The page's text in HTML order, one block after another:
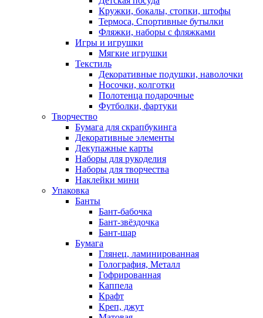
Кружки, бокалы, стопки, штофы
Термоса, Спортивные бутылки
Фляжки, наборы с фляжками
Игры и игрушки
Мягкие игрушки
Текстиль
Декоративные подушки, наволочки
Носочки, колготки
Полотенца подарочные
Футболки, фартуки
Творчество
Бумага для скрапбукинга
Декоративные элементы
Декупажные карты
Наборы для рукоделия
Наборы для творчества
Наклейки мини
Упаковка
Банты
Бант-бабочка
Бант-звёздочка
Бант-шар
Бумага
Глянец, ламинированная
Голография, Металл
Гофрированная
Каппела
Крафт
Креп, джут